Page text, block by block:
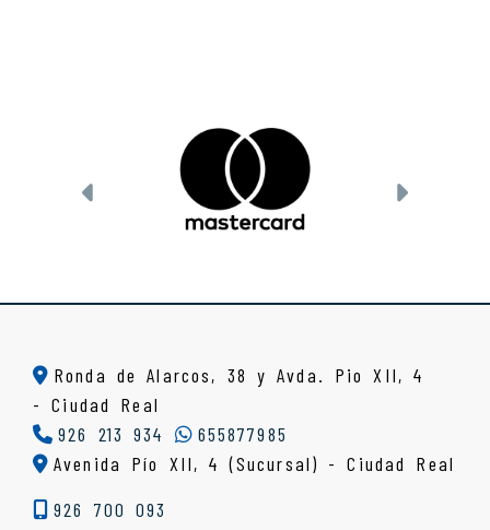
Anterior
Ronda de Alarcos, 38 y Avda. Pio XII, 4
-Ciudad Real
926 213 934
655877985
Avenida Pío XII, 4 (Sucursal) - Ciudad Real
926 700 093